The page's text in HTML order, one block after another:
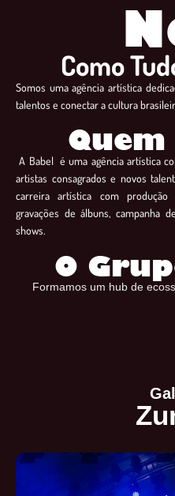
Como
Somos uma agência artística
talentos e conectar a cultura
Quem
A Babel é uma agência artística
artistas consagrados e novos
carreira artística com produção
gravações de álbuns, campanha
shows.
O
Formamos um hub de